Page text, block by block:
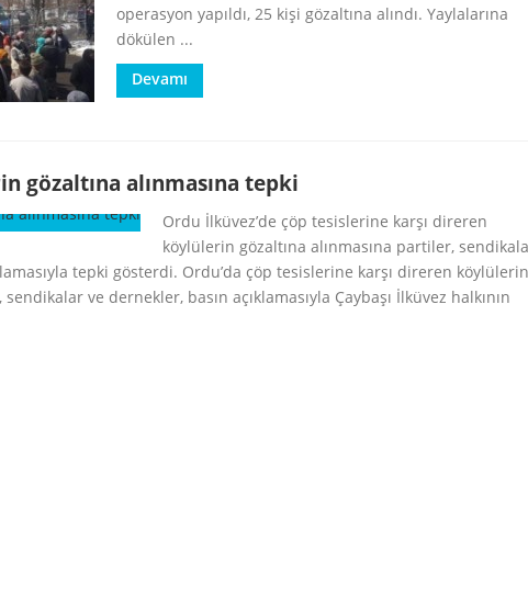
operasyon yapıldı, 25 kişi gözaltına alındı. Yaylalarına
dökülen ...
Devamı
gözaltına alınmasına tepki
Ordu İlküvez’de çöp tesislerine karşı direren
köylülerin gözaltına alınmasına partiler,
tepki gösterdi. Ordu’da çöp tesislerine karşı direren köylülerin
ve dernekler, basın açıklamasıyla Çaybaşı İlküvez halkının